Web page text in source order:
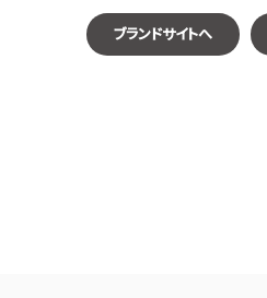
ブランドサイトへ